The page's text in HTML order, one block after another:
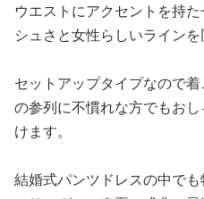
ウエストにアクセントを持
シュさと女性らしいラインを
セットアップタイプなので
の参列に不慣れな方でもお
けます。
結婚式パンツドレスの中で